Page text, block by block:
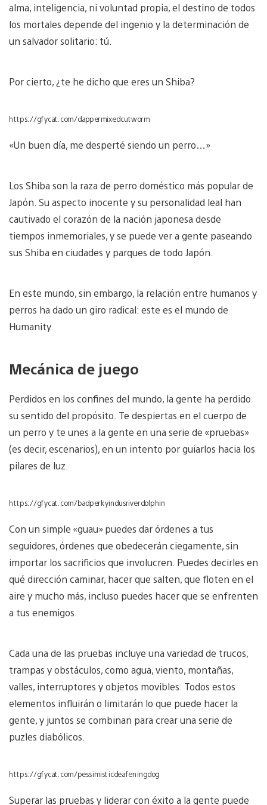
alma, inteligencia, ni voluntad propia, el destino de todos
los mortales depende del ingenio y la determinación de
un salvador solitario: tú.
Por cierto, ¿te he dicho que eres un Shiba?
https://gfycat.com/dappermixedcutworm
«Un buen día, me desperté siendo un perro…»
Los Shiba son la raza de perro doméstico más popular de
Japón. Su aspecto inocente y su personalidad leal han
cautivado el corazón de la nación japonesa desde
tiempos inmemoriales, y se puede ver a gente paseando
sus Shiba en ciudades y parques de todo Japón.
En este mundo, sin embargo, la relación entre humanos y
perros ha dado un giro radical: este es el mundo de
Humanity.
Mecánica de juego
Perdidos en los confines del mundo, la gente ha perdido
su sentido del propósito. Te despiertas en el cuerpo de
un perro y te unes a la gente en una serie de «pruebas»
(es decir, escenarios), en un intento por guiarlos hacia los
pilares de luz.
https://gfycat.com/badperkyindusriverdolphin
Con un simple «guau» puedes dar órdenes a tus
seguidores, órdenes que obedecerán ciegamente, sin
importar los sacrificios que involucren. Puedes decirles en
qué dirección caminar, hacer que salten, que floten en el
aire y mucho más, incluso puedes hacer que se enfrenten
a tus enemigos.
Cada una de las pruebas incluye una variedad de trucos,
trampas y obstáculos, como agua, viento, montañas,
valles, interruptores y objetos movibles. Todos estos
elementos influirán o limitarán lo que puede hacer la
gente, y juntos se combinan para crear una serie de
puzles diabólicos.
https://gfycat.com/pessimisticdeafeningdog
Superar las pruebas y liderar con éxito a la gente puede